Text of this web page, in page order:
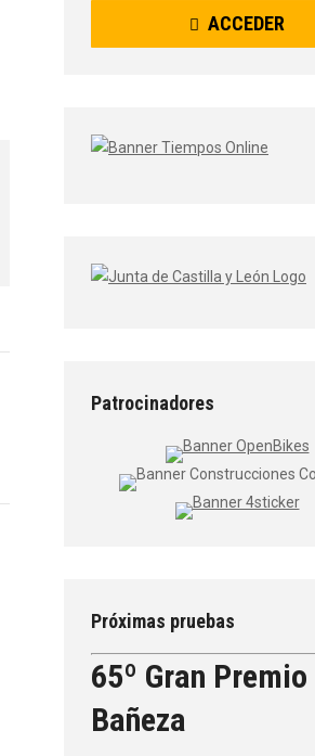
ACCEDER
Patrocinadores
Próximas pruebas
65º Gran Premio
Bañeza